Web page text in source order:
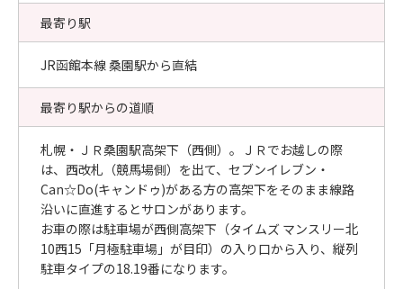
最寄り駅
JR函館本線 桑園駅から直結
最寄り駅からの道順
札幌・ＪＲ桑園駅高架下（西側）。ＪＲでお越しの際
は、西改札（競馬場側）を出て、セブンイレブン・
Can☆Do(キャンドゥ)がある方の高架下をそのまま線路
沿いに直進するとサロンがあります。
お車の際は駐車場が西側高架下（タイムズ マンスリー北
10西15「月極駐車場」が目印）の入り口から入り、縦列
駐車タイプの18.19番になります。